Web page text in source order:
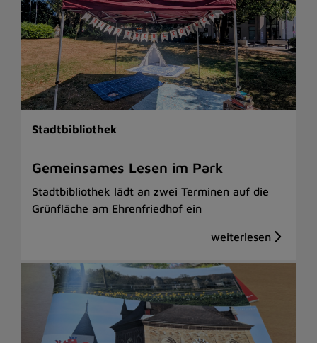
Stadtbibliothek
Gemeinsames Lesen im Park
Stadtbibliothek lädt an zwei Terminen auf die
Grünfläche am Ehrenfriedhof ein